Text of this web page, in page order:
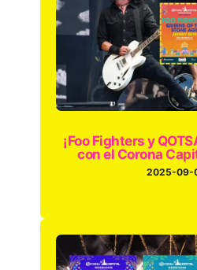
¡Foo Fighters y
con el Corona
2025-09-